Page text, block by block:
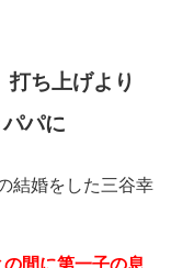
打ち上げより
パに
結婚をした三谷幸
間に第一子の息